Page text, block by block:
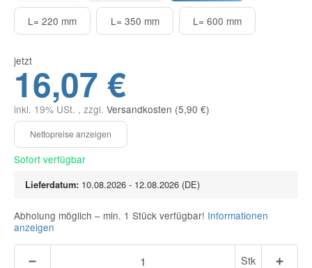
L= 220 mm L= 350 mm L= 600 mm
jetzt
16,07 €
inkl. 19% USt. , zzgl. Versandkosten (5,90 €)
Sofort verfügbar
Lieferdatum: 10.08.2026 - 12.08.2026 (DE)
Abholung möglich – min. 1 Stück verfügbar! Informationen
anzeigen
Stk